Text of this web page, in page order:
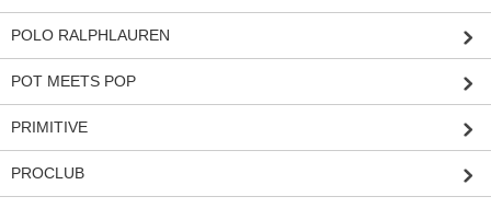
POLO RALPHLAUREN
POT MEETS POP
PRIMITIVE
PROCLUB